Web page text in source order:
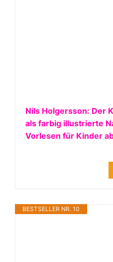
Nils Holgersson: Der
als farbig illustrierte
Vorlesen für Kinder
BESTSELLER NR. 10